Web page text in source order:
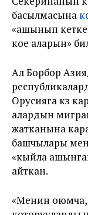
басылмасына
«ашынып
кое аларын»
Ал Борбор
Орусияга көз
алардын
жатканына
башчылары
«кыйла
айткан.
«Менин оюмча,